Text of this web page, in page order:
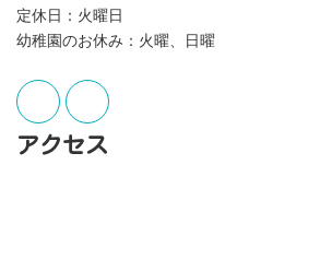
定休日：火曜日
幼稚園のお休み：火曜、日曜
アクセス